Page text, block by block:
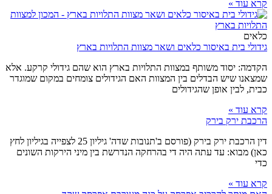
קרא עוד »
כלאים
גידולי בית באיסור כלאים ושאר מצוות התלויות בארץ
הקדמה: יסוד משותף במצוות התלויות בארץ הוא שהם גידולי קרקע. אלא
שמצאנו שיש הבדלים בין המצוות האם הגידולים צומחים במקום שמוגדר
כבית, לבין אופן שהגידולים
קרא עוד »
הרכבת ירק בירק
דין הרכבת ירק בירק (פורסם ב'תנובות שדה' גיליון 25 לצפייה בגיליון לחץ
כאן) מבוא: עד עתה היה די בהרחקה הנדרשת בין מיני הירקות השונים
כדי
קרא עוד »